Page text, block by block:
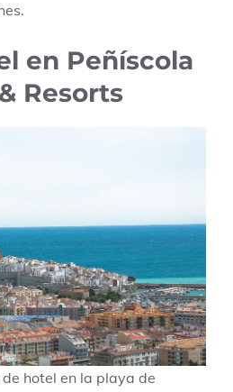
en Peñíscola
Resorts
hotel en la playa de